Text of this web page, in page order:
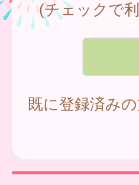
(チェックで
既に登録済み